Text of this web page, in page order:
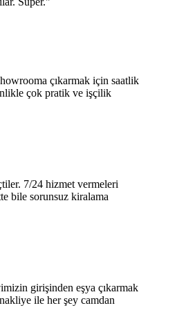
çıkarmak için saatlik
çok pratik ve işçilik
7/24 hizmet vermeleri
bile sorunsuz kiralama
girişinden eşya çıkarmak
ile her şey camdan